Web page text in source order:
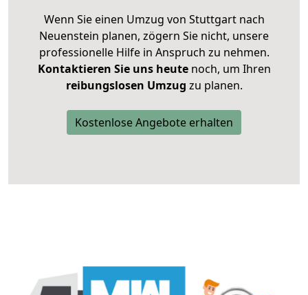
Wenn Sie einen Umzug von Stuttgart nach
Neuenstein planen, zögern Sie nicht, unsere
professionelle Hilfe in Anspruch zu nehmen.
Kontaktieren Sie uns heutenoch, um Ihren
reibungslosen Umzug zu planen.
Kostenlose Angebote erhalten